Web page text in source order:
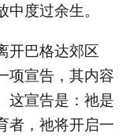
度过余生。
开巴格达郊区
项宣告，其内容
这宣告是：祂是
者，祂将开启一